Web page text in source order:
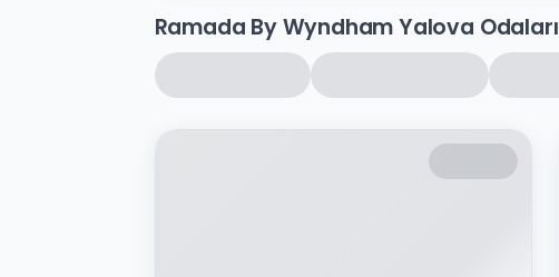
Ramada By Wyndham Yalova Odaları